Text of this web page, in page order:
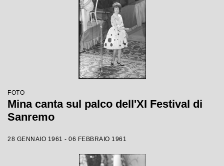
FOTO
Mina canta sul palco dell'XI Festival di
Sanremo
28 GENNAIO 1961 - 06 FEBBRAIO 1961